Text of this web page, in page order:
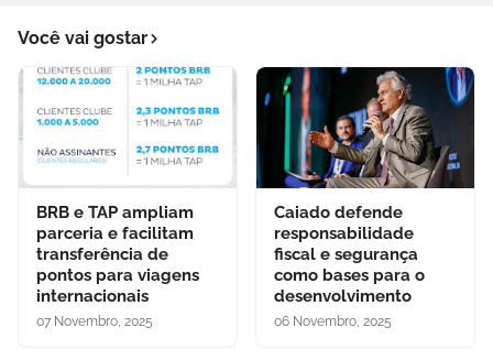
Você vai gostar
BRB e TAP ampliam
parceria e facilitam
transferência de
pontos para viagens
internacionais
07 Novembro, 2025
Caiado defende
responsabilidade
fiscal e segurança
como bases para o
desenvolvimento
06 Novembro, 2025